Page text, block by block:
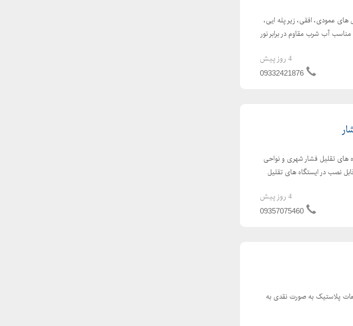
اتیلن از 55 لیتر تا 30000 لیتر در مدل های عمودی، افقی، زیر پله ایی،
مناسب آب شرب مقاوم در برابر نور
4 روز پیش
09332421876
های تقلیل فشار شهری و نواحی
نصب در ایستگاه های تقلیل
4 روز پیش
09357075460
پلاستیک به صورت نقدی به